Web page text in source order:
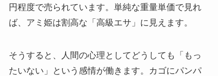
円程度で売られています。単純な重量単価で見れ
ば、アミ姫は割高な「高級エサ」に見えます。
そうすると、人間の心理としてどうしても「もっ
たいない」という感情が働きます。カゴにパンパ